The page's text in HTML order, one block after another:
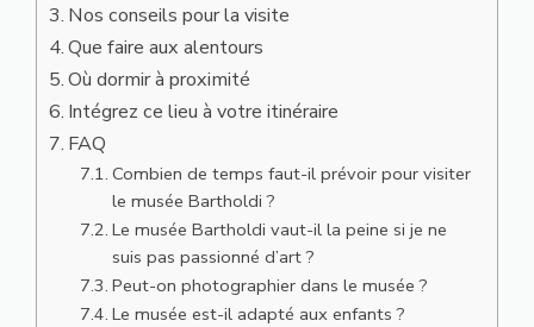
Nos conseils pour la visite
Que faire aux alentours
Où dormir à proximité
Intégrez ce lieu à votre itinéraire
FAQ
Combien de temps faut-il prévoir pour visiter
le musée Bartholdi ?
Le musée Bartholdi vaut-il la peine si je ne
suis pas passionné d’art ?
Peut-on photographier dans le musée ?
Le musée est-il adapté aux enfants ?